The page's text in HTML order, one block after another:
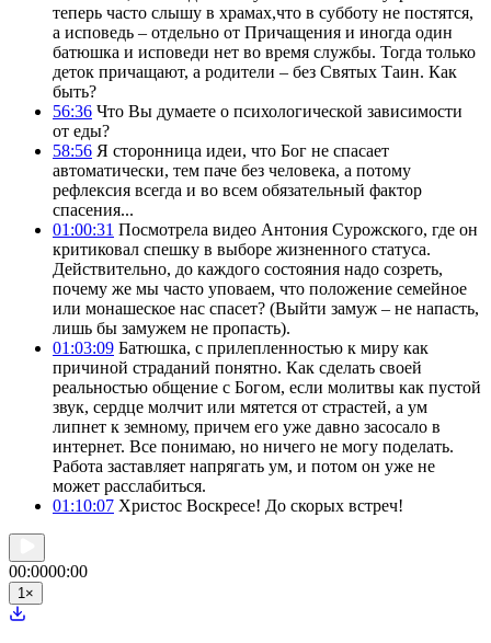
теперь часто слышу в храмах,что в субботу не постятся,
а исповедь – отдельно от Причащения и иногда один
батюшка и исповеди нет во время службы. Тогда только
деток причащают, а родители – без Святых Таин. Как
быть?
56:36 Что Вы думаете о психологической зависимости
от еды?
58:56 Я сторонница идеи, что Бог не спасает
автоматически, тем паче без человека, а потому
рефлексия всегда и во всем обязательный фактор
спасения...
01:00:31 Посмотрела видео Антония Сурожского, где он
критиковал спешку в выборе жизненного статуса.
Действительно, до каждого состояния надо созреть,
почему же мы часто уповаем, что положение семейное
или монашеское нас спасет? (Выйти замуж – не напасть,
лишь бы замужем не пропасть).
01:03:09 Батюшка, с прилепленностью к миру как
причиной страданий понятно. Как сделать своей
реальностью общение с Богом, если молитвы как пустой
звук, сердце молчит или мятется от страстей, а ум
липнет к земному, причем его уже давно засосало в
интернет. Все понимаю, но ничего не могу поделать.
Работа заставляет напрягать ум, и потом он уже не
может расслабиться.
01:10:07 Христос Воскресе! До скорых встреч!
00:0000:00
1×